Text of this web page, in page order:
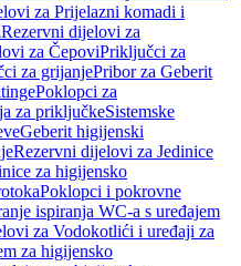
za Prijelazni komadi i
Rezervni dijelovi za
za ČepoviPriključci za
za grijanjePribor za Geberit
Poklopci za
za priključkeSistemske
Geberit higijenski
Rezervni dijelovi za Jedinice
za higijensko
Poklopci i pokrovne
ispiranja WC-a s uređajem
za Vodokotlići i uređaji za
za higijensko